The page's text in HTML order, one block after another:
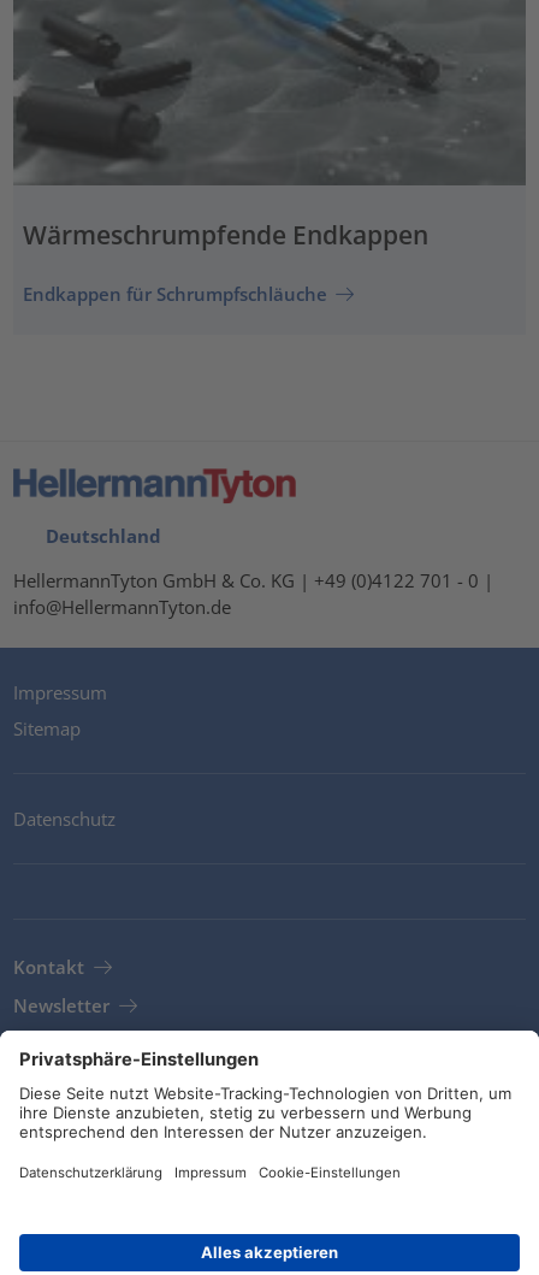
Wärmeschrumpfende Endkappen
Endkappen für Schrumpfschläuche
Deutschland
HellermannTyton GmbH & Co. KG | +49 (0)4122 701 - 0 |
info@HellermannTyton.de
Impressum
Sitemap
Datenschutz
Kontakt
Newsletter
AGB
Richtlinien und Bekentnisse
Soziale Medien